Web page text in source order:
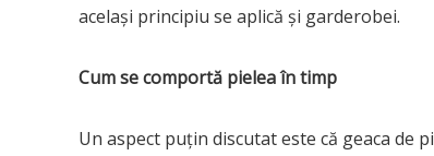
același principiu se aplică și garderobei.
Cum se comportă pielea în timp
Un aspect puțin discutat este că geaca de